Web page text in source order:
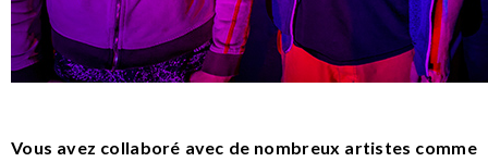
Vous avez collaboré avec de nombreux artistes comme